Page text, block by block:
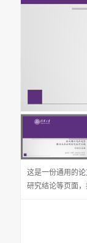
这是一份通用的
研究结论等页面